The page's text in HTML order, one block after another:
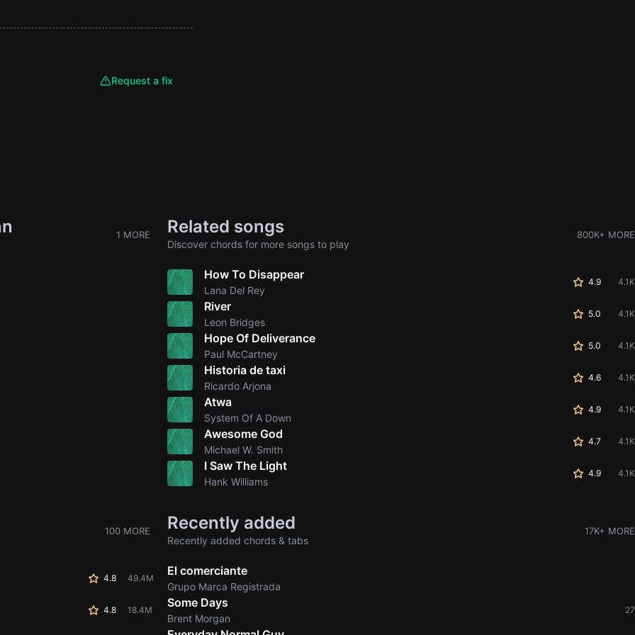
Request a fix
1 MORE Related songs
Discover chords for more songs to play
800K+ MORE
How To Disappear
Lana Del Rey
4.9 4.1K
River
Leon Bridges
5.0 4.1K
Hope Of Deliverance
Paul McCartney
5.0 4.1K
Historia de taxi
Ricardo Arjona
4.6 4.1K
Atwa
System Of A Down
4.9 4.1K
Awesome God
Michael W. Smith
4.7 4.1K
I Saw The Light
Hank Williams
4.9 4.1K
100 MORE
4.8 49.4M
4.8 18.4M
Recently added
Recently added chords & tabs
17K+ MORE
El comerciante
Grupo Marca Registrada
Some Days
Brent Morgan
27